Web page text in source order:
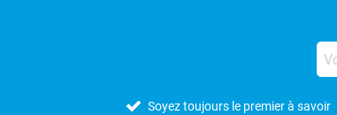
Soyez toujours le premier à savoir